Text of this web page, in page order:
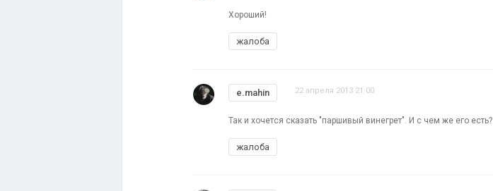
Хороший!
жалоба
e.mahin 22 апреля 2013 21:00
Так и хочется сказать "паршивый винегрет". И с чем же его есть?
жалоба